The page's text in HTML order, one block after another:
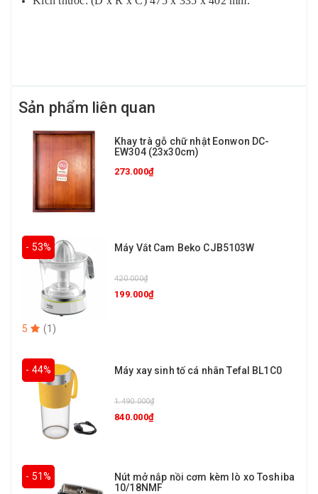
Sản phẩm liên quan
Khay trà gỗ chữ nhật Eonwon DC-
EW304 (23x30cm)
273.000₫
- 53% Máy Vắt Cam Beko CJB5103W
420.000₫
199.000₫
5 (1 )
- 44% Máy xay sinh tố cá nhân Tefal BL1C0
1.490.000₫
840.000₫
- 51%
Nút mở nắp nồi cơm kèm lò xo Toshiba
10/18NMF